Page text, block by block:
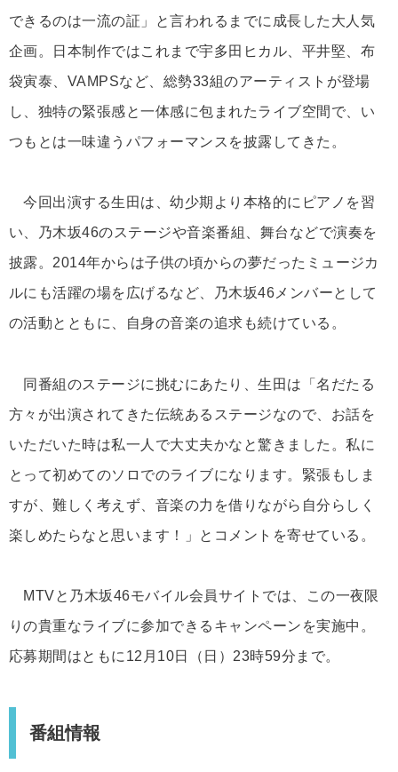
できるのは一流の証」と言われるまでに成長した大人気
企画。日本制作ではこれまで宇多田ヒカル、平井堅、布
袋寅泰、VAMPSなど、総勢33組のアーティストが登場
し、独特の緊張感と一体感に包まれたライブ空間で、い
つもとは一味違うパフォーマンスを披露してきた。
今回出演する生田は、幼少期より本格的にピアノを習
い、乃木坂46のステージや音楽番組、舞台などで演奏を
披露。2014年からは子供の頃からの夢だったミュージカ
ルにも活躍の場を広げるなど、乃木坂46メンバーとして
の活動とともに、自身の音楽の追求も続けている。
同番組のステージに挑むにあたり、生田は「名だたる
方々が出演されてきた伝統あるステージなので、お話を
いただいた時は私一人で大丈夫かなと驚きました。私に
とって初めてのソロでのライブになります。緊張もしま
すが、難しく考えず、音楽の力を借りながら自分らしく
楽しめたらなと思います！」とコメントを寄せている。
MTVと乃木坂46モバイル会員サイトでは、この一夜限
りの貴重なライブに参加できるキャンペーンを実施中。
応募期間はともに12月10日（日）23時59分まで。
番組情報